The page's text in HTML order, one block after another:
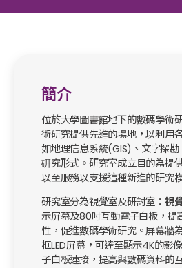
簡介
位於大學圖書館地下的數碼學術
術研究提供先進的場地，以利用
如地理信息系統(GIS)、文字探
硏究形式。研究室成立目的為提
以至服務以支援這種新進的研究
研究室分為視覺室及研討室： 視
示屏幕及80吋互動電子白板，提
性，促進數碼學術研究。屏幕牆
框LED屏幕，可達至顯示4K的影
子白板連接，提高與數碼資料的